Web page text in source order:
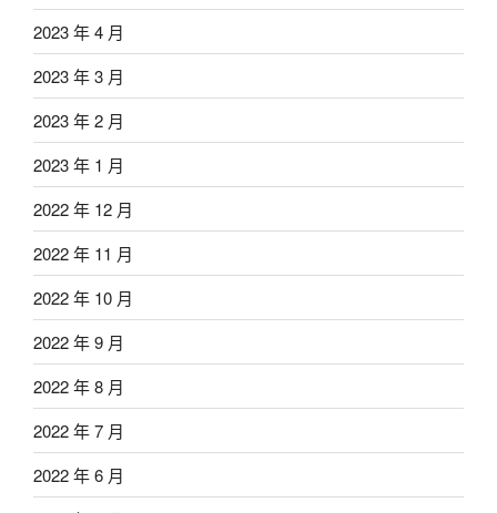
2023 年 4 月
2023 年 3 月
2023 年 2 月
2023 年 1 月
2022 年 12 月
2022 年 11 月
2022 年 10 月
2022 年 9 月
2022 年 8 月
2022 年 7 月
2022 年 6 月